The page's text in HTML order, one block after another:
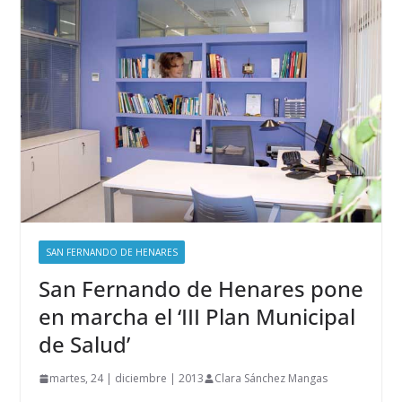
SAN FERNANDO DE HENARES
San Fernando de Henares pone
en marcha el ‘III Plan Municipal
de Salud’
martes, 24 | diciembre | 2013 Clara Sánchez Mangas